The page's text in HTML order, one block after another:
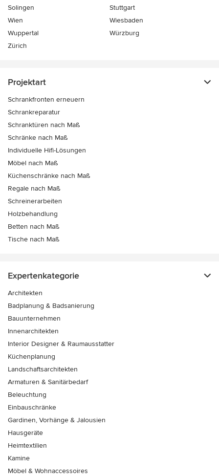
Solingen
Stuttgart
Wien
Wiesbaden
Wuppertal
Würzburg
Zürich
Projektart
Schrankfronten erneuern
Schrankreparatur
Schranktüren nach Maß
Schränke nach Maß
Individuelle Hifi-Lösungen
Möbel nach Maß
Küchenschränke nach Maß
Regale nach Maß
Schreinerarbeiten
Holzbehandlung
Betten nach Maß
Tische nach Maß
Expertenkategorie
Architekten
Badplanung & Badsanierung
Bauunternehmen
Innenarchitekten
Interior Designer & Raumausstatter
Küchenplanung
Landschaftsarchitekten
Armaturen & Sanitärbedarf
Beleuchtung
Einbauschränke
Gardinen, Vorhänge & Jalousien
Hausgeräte
Heimtextilien
Kamine
Möbel & Wohnaccessoires